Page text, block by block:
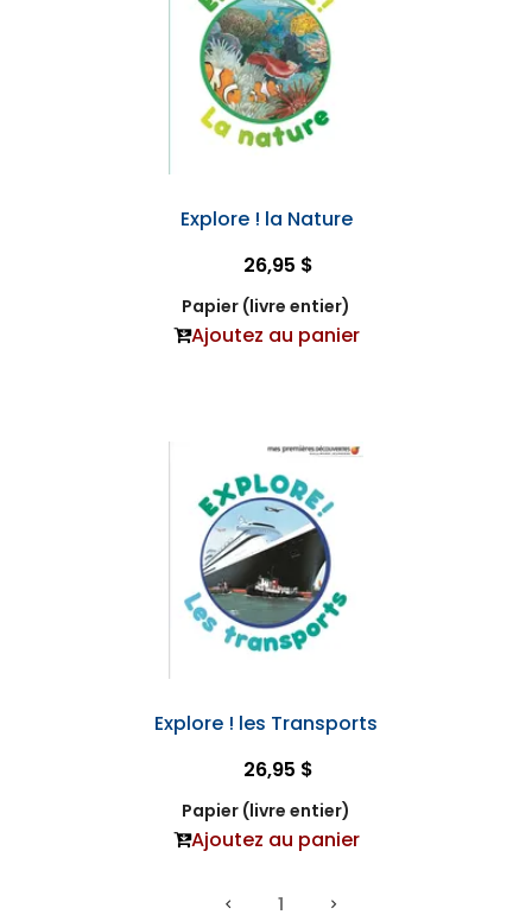
Explore ! la Nature
26,95 $
Papier (livre entier)
Ajoutez au panier
Explore ! les Transports
26,95 $
Papier (livre entier)
Ajoutez au panier
1